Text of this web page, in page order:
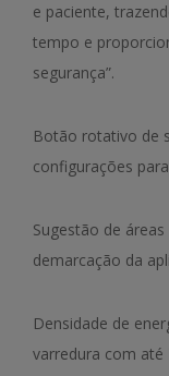
e paciente,
tempo e
segurança”.
Botão rotativo de
configurações
Sugestão de
demarcação da
Densidade de
varredura com até